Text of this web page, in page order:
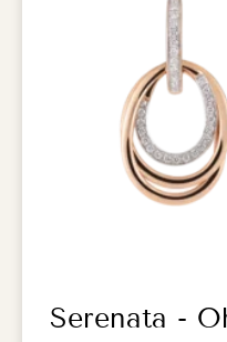
Serenata -